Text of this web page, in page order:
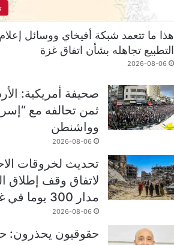
هذا ما تتعمد شبكة أفيخاي ووسائل
التطبيع تجاهله بشأن اتفاق غزة
2026-08-06
صحيفة أمريكية:
ثمن تحالفه مع
وواشنطن
2026-08-06
تحديث لخروقات
لاتفاق وقف إطلاق
مدار 300 يوما في غزة
2026-08-06
حقوقيون يحذرون: